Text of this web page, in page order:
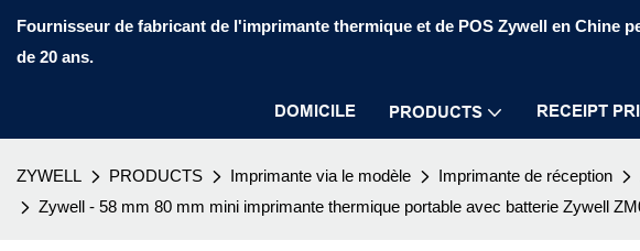
Fournisseur de fabricant de l'imprimante thermique et de POS Zywell en Chine
de 20 ans.
DOMICILE PRODUCTS RECEIPT
ZYWELL PRODUCTS Imprimante via le modèle Imprimante de réception
Zywell - 58 mm 80 mm mini imprimante thermique portable avec batterie Zywell